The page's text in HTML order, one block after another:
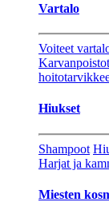
Vartalo
Voiteet
Hiukset
Shampoot
Harjat ja
Miesten